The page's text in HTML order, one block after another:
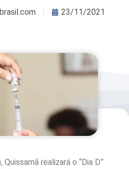
23/11/2021
realizará o “Dia D”